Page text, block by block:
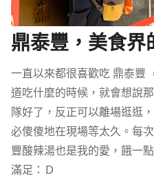
鼎泰豐，美食界
一直以來都很喜歡吃 鼎泰豐
道吃什麼的時候，就會想說
隊好了，反正可以離場逛逛
必傻傻地在現場等太久。每
豐酸辣湯也是我的愛，餓一
滿足：Ｄ